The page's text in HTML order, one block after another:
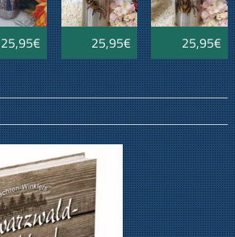
25,95€ 25,95€ 25,95€